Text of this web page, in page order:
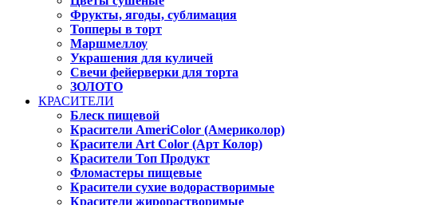
Фрукты, ягоды, сублимация
Топперы в торт
Маршмеллоу
Украшения для куличей
Свечи фейерверки для торта
ЗОЛОТО
КРАСИТЕЛИ
Блеск пищевой
Красители AmeriColor (Америколор)
Красители Art Color (Арт Колор)
Красители Топ Продукт
Фломастеры пищевые
Красители сухие водорастворимые
Красители жирорастворимые